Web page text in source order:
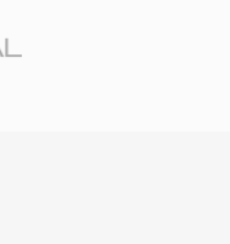
생을 보장합니